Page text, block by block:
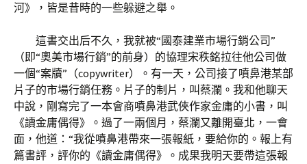
河》，皆是昔時的一些躲避之舉。
這書交出后不久，我就被“國泰建業市場行銷公司”
（即“奧美市場行銷”的前身）的協理宋秩銘拉往他公司做
一個“案牘”（copywriter）。有一天，公司接了噴鼻港某部
片子的市場行銷任務。片子的制片，叫蔡瀾。我和他聊天
中說，剛寫完了一本會商噴鼻港武俠作家金庸的小書，叫
《讀金庸偶得》。過了一兩個月，蔡瀾又離開臺北，一會
面，他道：“我從噴鼻港帶來一張報紙，要給你的。報上有
篇書評，評你的《讀金庸偶得》。成果我明天要帶這張報